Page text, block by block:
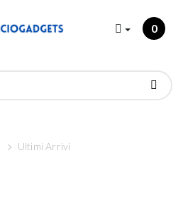
0
Ultimi Arrivi